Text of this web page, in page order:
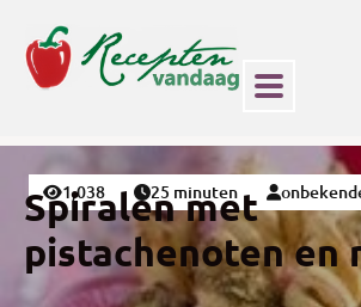
1,038 25 minuten
Spiralen met
pistachenoten en